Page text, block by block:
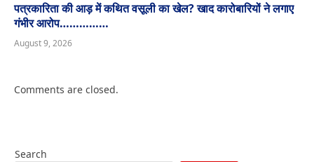
पत्रकारिता की आड़ में कथित वसूली का खेल? खाद कारोबारियों ने लगाए
गंभीर आरोप……………
August 9, 2026
Comments are closed.
Search